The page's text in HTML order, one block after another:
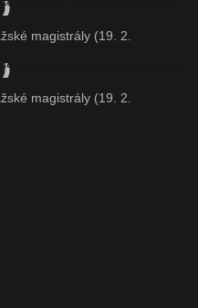
magistrály (19. 2.
magistrály (19. 2.